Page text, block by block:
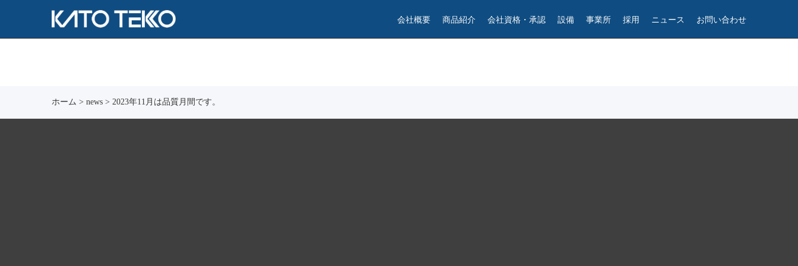
会社概要 商品紹介 会社資格・承認 設備 事業所 採用 ニュース お問い合わせ
ホーム > news > 2023年11月は品質月間です。